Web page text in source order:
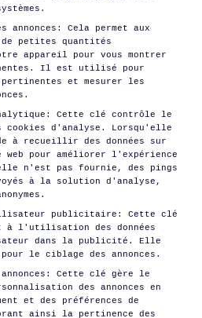
annonces :
Cela permet aux
petites quantités
appareil pour vous montrer
Il est utilisé pour
et mesurer les
:
Cette clé contrôle le
cookies d'analyse. Lorsqu'elle
à recueillir des données sur
pour améliorer l'expérience
n'est pas fournie, des pings
à la solution d'analyse,
publicitaire :
Cette clé
à l'utilisation des données
dans la publicité. Elle
le ciblage des annonces.
:
Cette clé gère le
des annonces en
et des préférences de
ainsi la pertinence des